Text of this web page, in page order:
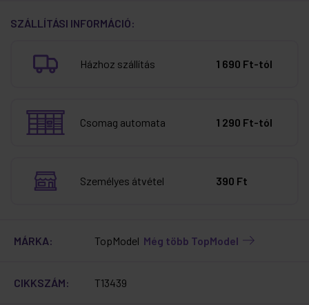
SZÁLLÍTÁSI INFORMÁCIÓ:
Házhoz szállítás 1 690 Ft-tól
Csomag automata 1 290 Ft-tól
Személyes átvétel 390 Ft
MÁRKA: TopModel Még több TopModel
CIKKSZÁM: T13439